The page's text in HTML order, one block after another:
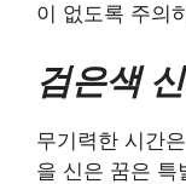
이 없도록 주의
검은색
무기력한 시간
을 신은 꿈은 특